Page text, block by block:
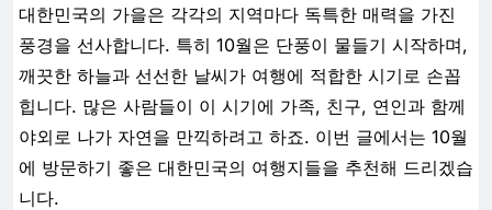
대한민국의 가을은 각각의 지역마다 독특한 매력을 가진
풍경을 선사합니다. 특히 10월은 단풍이 물들기 시작하며,
깨끗한 하늘과 선선한 날씨가 여행에 적합한 시기로 손꼽
힙니다. 많은 사람들이 이 시기에 가족, 친구, 연인과 함께
야외로 나가 자연을 만끽하려고 하죠. 이번 글에서는 10월
에 방문하기 좋은 대한민국의 여행지들을 추천해 드리겠습
니다.